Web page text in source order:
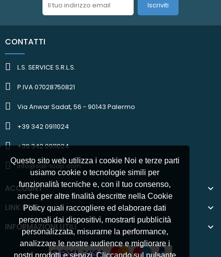
Questo sito web utilizza i cookie Noi e terze parti
usiamo cookie o tecnologie simili per
funzionalità tecniche e, con il tuo consenso,
anche per altre finalità descritte nella Cookie
Policy quali raccogliere ed elaborare dati
personali dai dispositivi, mostrarti pubblicità
personalizzata, misurarne la performance,
analizzare le nostre audience e migliorare i
nostri prodotti e servizi. Cliccando sul pulsante
Iscriviti
CONTATTI
L.S. SERVICE S.R.L.S.
P.IVA 07028750821
Via Anwar Sadat, 56 - 90143 Palermo
+39 342 0911024
+39 342 0911024
info@sail-loop.com
ACCOUNT
LINK UTILI
INFORMAZIONI UTILI